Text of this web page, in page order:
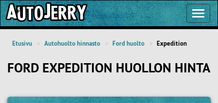
Etusivu Autohuolto hinnasto Ford huolto Expedition
FORD EXPEDITION HUOLLON HINTA